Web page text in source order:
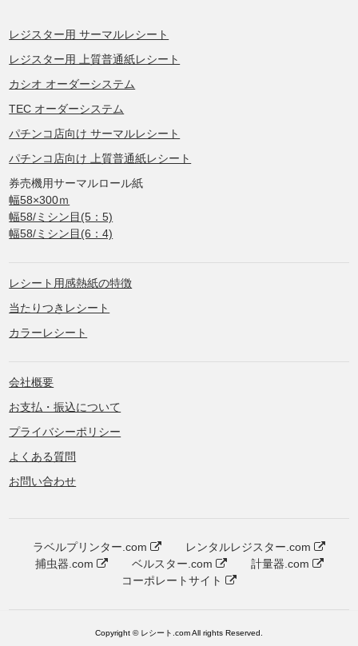
レジスター用 サーマルレシート
レジスター用 上質普通紙レシート
カシオ オーダーシステム
TEC オーダーシステム
パチンコ店向け サーマルレシート
パチンコ店向け 上質普通紙レシート
券売機用サーマルロール紙
幅58×300ｍ
幅58/ミシン目(5：5)
幅58/ミシン目(6：4)
レシート用感熱紙の特徴
当たりつきレシート
カラーレシート
会社概要
お支払・振込について
プライバシーポリシー
よくある質問
お問い合わせ
ラベルプリンター.com
レンタルレジスター.com
捕虫器.com
ベルスター.com
計量器.com
コーポレートサイト
Copyright © レシート.com All rights Reserved.